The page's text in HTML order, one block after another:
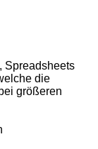
Spreadsheets
die
größeren